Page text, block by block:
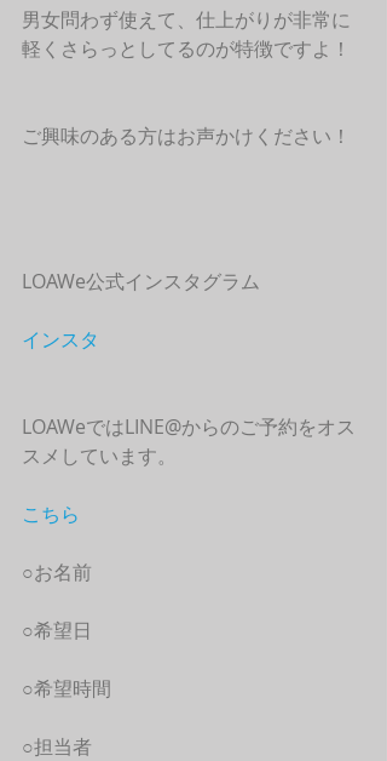
男女問わず使えて、仕上がりが非常に
軽くさらっとしてるのが特徴ですよ！
ご興味のある方はお声かけください！
LOAWe公式インスタグラム
インスタ
LOAWeではLINE@からのご予約をオス
スメしています。
こちら
○お名前
○希望日
○希望時間
○担当者